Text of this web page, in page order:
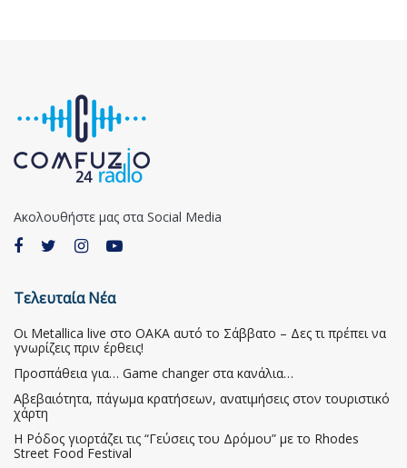
Ακολουθήστε μας στα Social Media
Τελευταία Νέα
Οι Metallica live στο ΟΑΚΑ αυτό το Σάββατο – Δες τι πρέπει να
γνωρίζεις πριν έρθεις!
Προσπάθεια για… Game changer στα κανάλια…
Αβεβαιότητα, πάγωμα κρατήσεων, ανατιμήσεις στον τουριστικό
χάρτη
Η Ρόδος γιορτάζει τις “Γεύσεις του Δρόμου” με το Rhodes
Street Food Festival